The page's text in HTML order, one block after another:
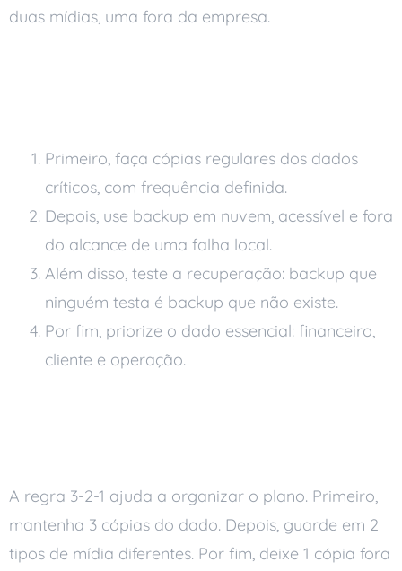
duas mídias, uma fora da empresa.
Primeiro, faça cópias regulares dos dados
críticos, com frequência definida.
Depois, use backup em nuvem, acessível e fora
do alcance de uma falha local.
Além disso, teste a recuperação: backup que
ninguém testa é backup que não existe.
Por fim, priorize o dado essencial: financeiro,
cliente e operação.
A regra 3-2-1 ajuda a organizar o plano. Primeiro,
mantenha 3 cópias do dado. Depois, guarde em 2
tipos de mídia diferentes. Por fim, deixe 1 cópia fora